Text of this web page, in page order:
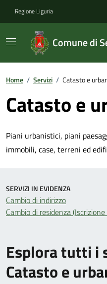
Regione Liguria
Comune di
Home / Servizi / Catasto e
Catasto e
Piani urbanistici, piani
immobili, case, terreni ed
Esplora tutti i
Catasto e
SERVIZI IN EVIDENZA
Cambio di indirizzo
Cambio di residenza